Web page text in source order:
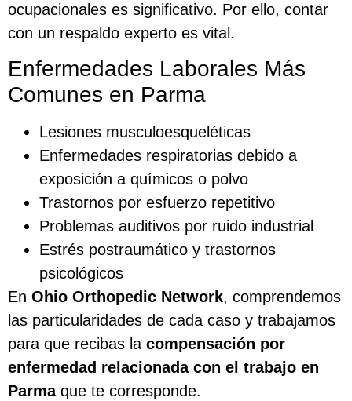
ocupacionales es significativo. Por ello, contar
con un respaldo experto es vital.
Enfermedades Laborales Más
Comunes en Parma
Lesiones musculoesqueléticas
Enfermedades respiratorias debido a
exposición a químicos o polvo
Trastornos por esfuerzo repetitivo
Problemas auditivos por ruido industrial
Estrés postraumático y trastornos
psicológicos
En Ohio Orthopedic Network, comprendemos
las particularidades de cada caso y trabajamos
para que recibas la compensación por
enfermedad relacionada con el trabajo en
Parmaque te corresponde.